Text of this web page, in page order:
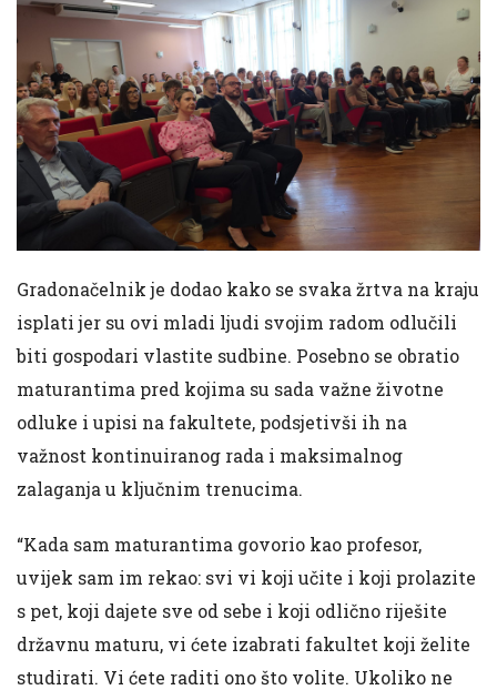
Gradonačelnik je dodao kako se svaka žrtva na kraju
isplati jer su ovi mladi ljudi svojim radom odlučili
biti gospodari vlastite sudbine. Posebno se obratio
maturantima pred kojima su sada važne životne
odluke i upisi na fakultete, podsjetivši ih na
važnost kontinuiranog rada i maksimalnog
zalaganja u ključnim trenucima.
“Kada sam maturantima govorio kao profesor,
uvijek sam im rekao: svi vi koji učite i koji prolazite
s pet, koji dajete sve od sebe i koji odlično riješite
državnu maturu, vi ćete izabrati fakultet koji želite
studirati. Vi ćete raditi ono što volite. Ukoliko ne